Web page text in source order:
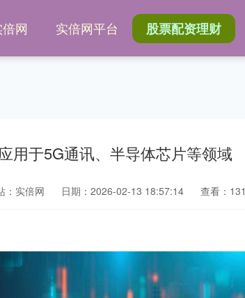
网 实倍网平台 股票配资理财
用于5G通讯、半导体芯片等领域
：实倍网 日期：2026-02-13 18:57:14 查看：131